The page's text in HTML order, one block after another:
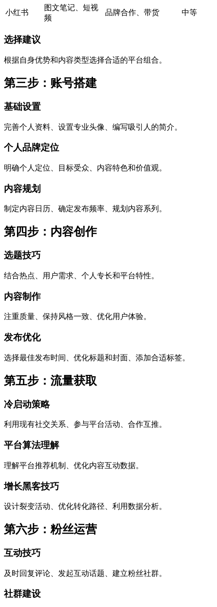
小红书
图文笔记、短视
频
品牌合作、带货 中等
选择建议
根据自身优势和内容类型选择合适的平台组合。
第三步：账号搭建
基础设置
完善个人资料、设置专业头像、编写吸引人的简介。
个人品牌定位
明确个人定位、目标受众、内容特色和价值观。
内容规划
制定内容日历、确定发布频率、规划内容系列。
第四步：内容创作
选题技巧
结合热点、用户需求、个人专长和平台特性。
内容制作
注重质量、保持风格一致、优化用户体验。
发布优化
选择最佳发布时间、优化标题和封面、添加合适标签。
第五步：流量获取
冷启动策略
利用现有社交关系、参与平台活动、合作互推。
平台算法理解
理解平台推荐机制、优化内容互动数据。
增长黑客技巧
设计裂变活动、优化转化路径、利用数据分析。
第六步：粉丝运营
互动技巧
及时回复评论、发起互动话题、建立粉丝社群。
社群建设